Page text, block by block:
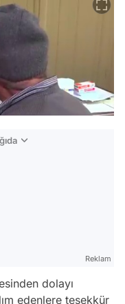
Reklam
dolayı
edenlere teşekkür